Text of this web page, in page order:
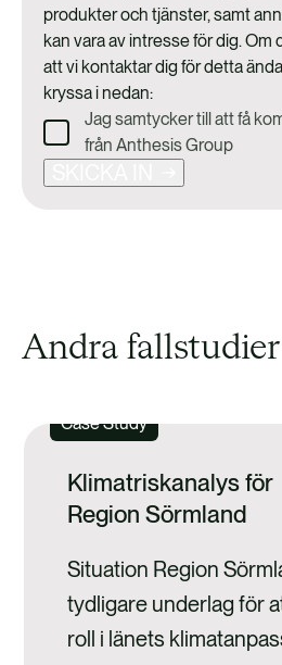
produkter och tjänster, samt
kan vara av intresse för dig. Om
att vi kontaktar dig för detta
kryssa i nedan:
Jag samtycker till att få
från Anthesis Group
Andra fallstudier
Case Study
Klimatriskanalys för
Region Sörmland
Situation Region
tydligare underlag för
roll i länets